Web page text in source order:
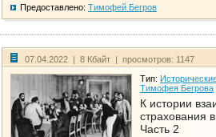
Предоставлено: Тимофей Бегров
07.04.2022 | 8 Кбайт | просмотров: 1147
Тип:
Тимофея Бегрова
К истории
страхования
Часть 2